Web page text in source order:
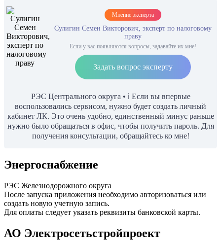
Мнение эксперта
Сулигин Семен Викторович, эксперт по налоговому
праву
Если у вас появляются вопросы, задавайте их мне!
Задать вопрос эксперту
РЭС Центрального округа • ℹ️ Если вы впервые
воспользовались сервисом, нужно будет создать личный
кабинет ЛК. Это очень удобно, единственный минус раньше
нужно было обращаться в офис, чтобы получить пароль. Для
получения консультации, обращайтесь ко мне!
Энергоснабжение
РЭС Железнодорожного округа
После запуска приложения необходимо авторизоваться или
создать новую учетную запись.
Для оплаты следует указать реквизиты банковской карты.
АО Электросетьстройпроект